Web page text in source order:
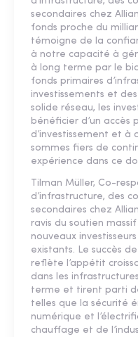
secondaires chez
fonds proche du
témoigne de la
à notre capacité à
à long terme par le
fonds primaires
investissements et
solide réseau, les
bénéficier d’un accès
d’investissement et à
sommes fiers de
expérience dans ce
Tilman Müller, Co-
d’infrastructure, des
secondaires chez
ravis du soutien
nouveaux
existants. Le succès
reflète l’appétit
dans les
terme et tirent parti
telles que la sécurité
numérique et
chauffage et de